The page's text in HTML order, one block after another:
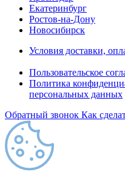
Екатеринбург
Ростов-на-Дону
Новосибирск
Условия доставки,
Пользовательское
Политика
персональных данных
Обратный звонок Как